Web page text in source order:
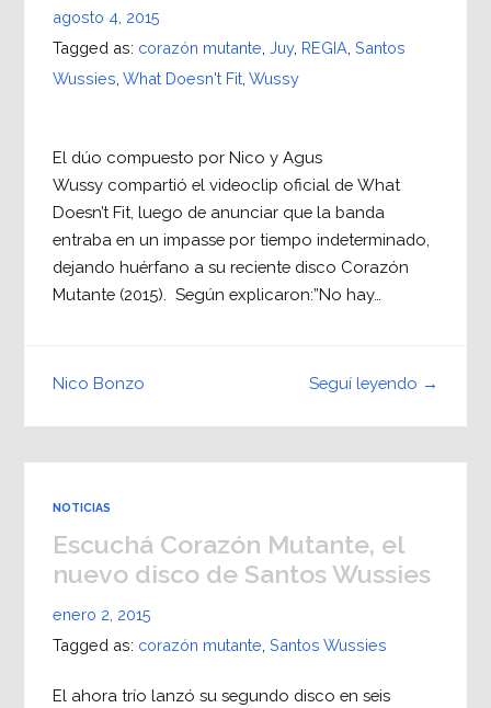
agosto 4, 2015
Tagged as: corazón mutante Juy, REGIA Santos
Wussies What Doesn't Fit, Wussy
El dúo compuesto por Nico y Agus
Wussy compartió el videoclip oficial de What
Doesn’t Fit, luego de anunciar que la banda
entraba en un impasse por tiempo indeterminado,
dejando huérfano a su reciente disco Corazón
Mutante (2015). Según explicaron:”No hay…
Seguí leyendo →
Nico Bonzo
NOTICIAS
Escuchá Corazón Mutante, el
nuevo disco de Santos Wussies
enero 2, 2015
Tagged as: corazón mutante Santos Wussies
El ahora trío lanzó su segundo disco en seis